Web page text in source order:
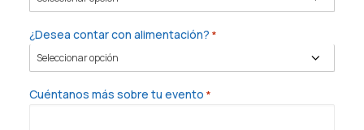
¿Desea contar con alimentación? *
Cuéntanos más sobre tu evento *